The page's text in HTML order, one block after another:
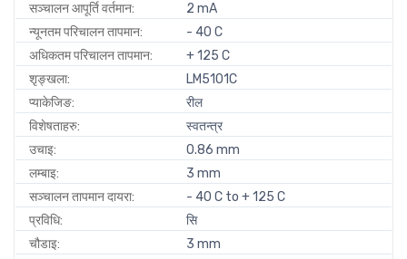
सञ्चालन आपूर्ति वर्तमान:
2 mA
न्यूनतम परिचालन तापमान:
- 40 C
अधिकतम परिचालन तापमान:
+ 125 C
शृङ्खला:
LM5101C
प्याकेजिङ:
रील
विशेषताहरु:
स्वतन्त्र
उचाइ:
0.86 mm
लम्बाइ:
3 mm
सञ्चालन तापमान दायरा:
- 40 C to + 125 C
प्रविधि:
सि
चौडाइ:
3 mm